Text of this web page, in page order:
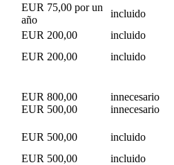
EUR 75,00 por un
año
incluido
EUR 200,00
incluido
EUR 200,00
incluido
EUR 800,00
EUR 500,00
innecesario
innecesario
EUR 500,00
incluido
EUR 500,00
incluido